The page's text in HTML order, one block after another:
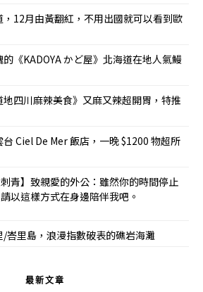
12月由黃翻紅，不用出國就可以看到歐
《KADOYA かど屋》北海道在地人氣鰻
四川麻辣美食》又麻又辣超開胃，特推
Ciel De Mer 飯店，一晚 $1200 物超所
刺青】致親愛的外公：雖然你的時間停止
以這樣方式在身邊陪伴我吧。
里島，浪漫指數破表的礁岩海灘
最新文章